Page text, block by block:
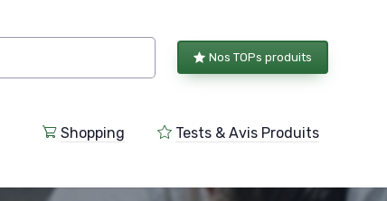
Nos TOPs produits
Shopping Tests & Avis Produits